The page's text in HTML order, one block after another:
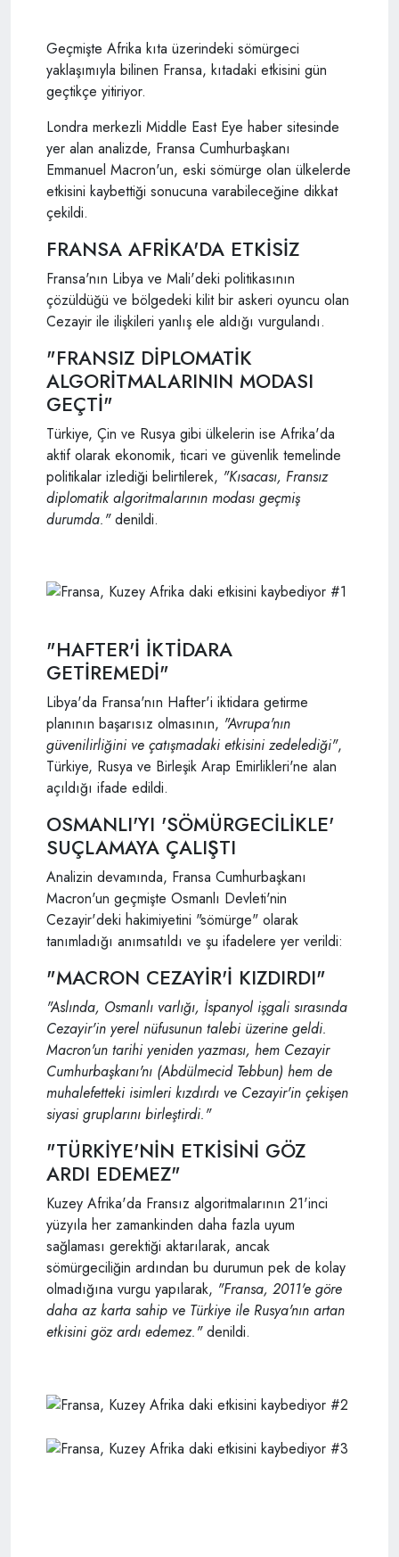
Geçmişte Afrika kıta üzerindeki sömürgeci
yaklaşımıyla bilinen Fransa, kıtadaki etkisini gün
geçtikçe yitiriyor.
Londra merkezli Middle East Eye haber sitesinde
yer alan analizde, Fransa Cumhurbaşkanı
Emmanuel Macron'un, eski sömürge olan ülkelerde
etkisini kaybettiği sonucuna varabileceğine dikkat
çekildi.
FRANSA AFRİKA'DA ETKİSİZ
Fransa'nın Libya ve Mali'deki politikasının
çözüldüğü ve bölgedeki kilit bir askeri oyuncu olan
Cezayir ile ilişkileri yanlış ele aldığı vurgulandı.
"FRANSIZ DİPLOMATİK
ALGORİTMALARININ MODASI
GEÇTİ"
Türkiye, Çin ve Rusya gibi ülkelerin ise Afrika'da
aktif olarak ekonomik, ticari ve güvenlik temelinde
politikalar izlediği belirtilerek, "Kısacası, Fransız
diplomatik algoritmalarının modası geçmiş
durumda."denildi.
"HAFTER'İ İKTİDARA
GETİREMEDİ"
Libya'da Fransa'nın Hafter'i iktidara getirme
planının başarısız olmasının, "Avrupa'nın
güvenilirliğini ve çatışmadaki etkisini zedelediği",
Türkiye, Rusya ve Birleşik Arap Emirlikleri'ne alan
açıldığı ifade edildi.
OSMANLI'YI 'SÖMÜRGECİLİKLE'
SUÇLAMAYA ÇALIŞTI
Analizin devamında, Fransa Cumhurbaşkanı
Macron'un geçmişte Osmanlı Devleti'nin
Cezayir'deki hakimiyetini "sömürge" olarak
tanımladığı anımsatıldı ve şu ifadelere yer verildi:
"MACRON CEZAYİR'İ KIZDIRDI"
"Aslında, Osmanlı varlığı, İspanyol işgali sırasında
Cezayir'in yerel nüfusunun talebi üzerine geldi.
Macron'un tarihi yeniden yazması, hem Cezayir
Cumhurbaşkanı'nı (Abdülmecid Tebbun) hem de
muhalefetteki isimleri kızdırdı ve Cezayir'in çekişen
siyasi gruplarını birleştirdi."
"TÜRKİYE'NİN ETKİSİNİ GÖZ
ARDI EDEMEZ"
Kuzey Afrika'da Fransız algoritmalarının 21'inci
yüzyıla her zamankinden daha fazla uyum
sağlaması gerektiği aktarılarak, ancak
sömürgeciliğin ardından bu durumun pek de kolay
olmadığına vurgu yapılarak, "Fransa, 2011'e göre
daha az karta sahip ve Türkiye ile Rusya'nın artan
etkisini göz ardı edemez."denildi.